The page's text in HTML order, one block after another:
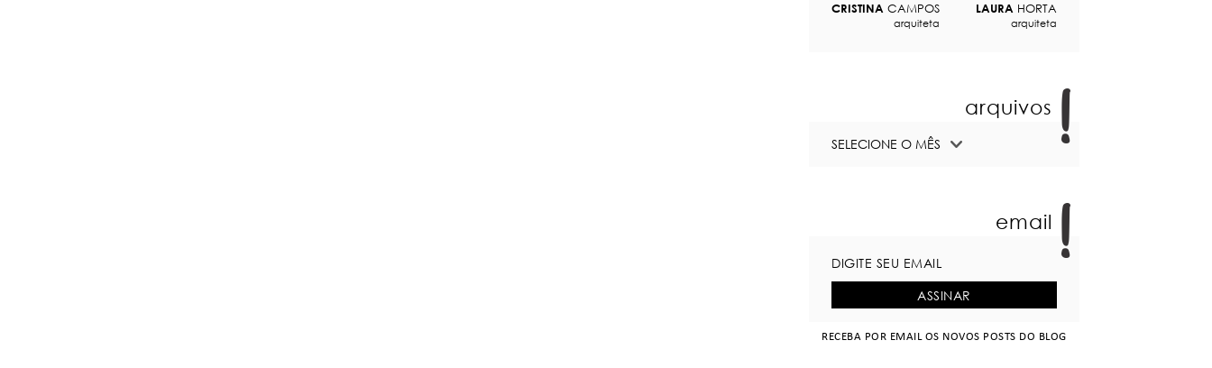
CRISTINA CAMPOS
arquiteta
LAURA HORTA
arquiteta
arquivos
email
RECEBA POR EMAIL OS NOVOS POSTS DO BLOG